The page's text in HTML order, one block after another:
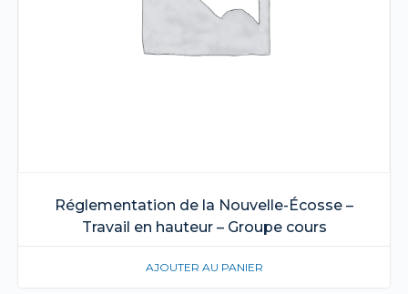
Réglementation de la Nouvelle-Écosse –
Travail en hauteur – Groupe cours
AJOUTER AU PANIER